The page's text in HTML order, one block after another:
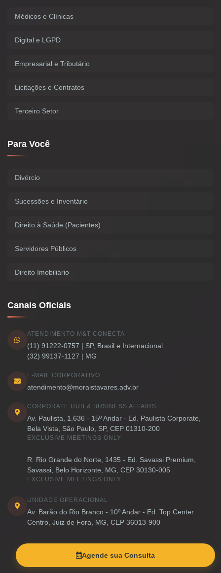
Agende sua Consulta
Médicos e Clínicas
Digital e LGPD
Empresarial e Tributário
Licitações e Contratos
Terceiro Setor
Para Você
Divórcio
Sucessões e Inventário
Direito à Saúde (Pacientes)
Servidores Públicos
Direito Imobiliário
Canais Oficiais
ATENDIMENTO M&T CONECTA
(11) 91222-0757 | SP, Brasil e Internacional
(32) 99137-1127 | MG
E-MAIL CORPORATIVO
atendimento@moraistavares.adv.br
CORPORATE HUB & BUSINESS AFFAIRS
Av. Paulista, 1.636 - 15º Andar - Ed. Paulista Corporate,
Bela Vista, São Paulo, SP, CEP 01310-200
EXCLUSIVE MEETINGS ONLY
R. Rio Grande do Norte, 1435 - Ed. Savassi Premium,
Savassi, Belo Horizonte, MG, CEP 30130-005
EXCLUSIVE MEETINGS ONLY
UNIDADE OPERACIONAL
Av. Barão do Rio Branco - 10º Andar - Ed. Top Center
Centro, Juiz de Fora, MG, CEP 36013-900